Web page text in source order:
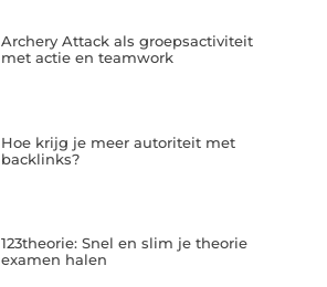
Archery Attack als groepsactiviteit
met actie en teamwork
Hoe krijg je meer autoriteit met
backlinks?
123theorie: Snel en slim je theorie
examen halen